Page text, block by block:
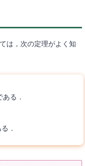
は，次の定理がよく知
る．
．